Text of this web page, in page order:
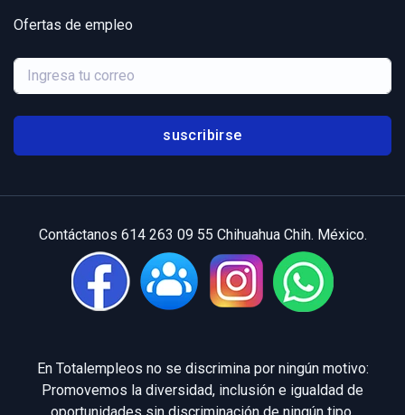
Ofertas de empleo
suscribirse
Contáctanos 614 263 09 55 Chihuahua Chih. México.
En Totalempleos no se discrimina por ningún motivo:
Promovemos la diversidad, inclusión e igualdad de